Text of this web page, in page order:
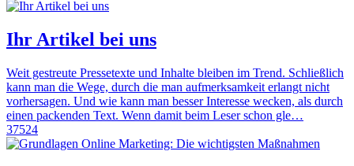
Ihr Artikel bei uns
Weit gestreute Pressetexte und Inhalte bleiben im Trend. Schließlich
kann man die Wege, durch die man aufmerksamkeit erlangt nicht
vorhersagen. Und wie kann man besser Interesse wecken, als durch
einen packenden Text. Wenn damit beim Leser schon gle…
37524